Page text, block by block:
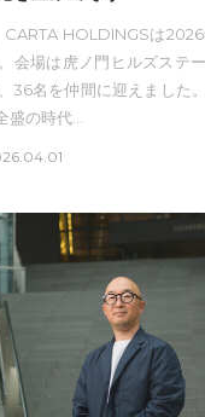
HOLDINGSは
会場は虎ノ門ヒルズステ
36名を仲間に迎えました
の時代...